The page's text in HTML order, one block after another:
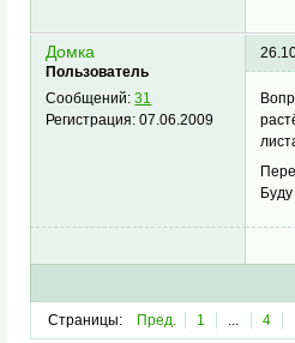
Домка
Пользователь
Сообщений:31
Регистрация:07.06.2009
Страницы: Пред. 1 ... 4